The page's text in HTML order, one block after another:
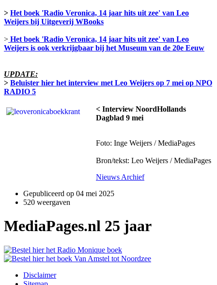
> Het boek 'Radio Veronica, 14 jaar hits uit zee' van Leo
Weijers bij Uitgeverij WBooks
> Het boek 'Radio Veronica, 14 jaar hits uit zee' van Leo
Weijers is ook verkrijgbaar bij het Museum van de 20e Eeuw
UPDATE:
> Beluister hier het interview met Leo Weijers op 7 mei op NPO
RADIO 5
< Interview NoordHollands
Dagblad 9 mei
Foto: Inge Weijers / MediaPages
Bron/tekst: Leo Weijers / MediaPages
Nieuws Archief
Gepubliceerd op 04 mei 2025
520 weergaven
MediaPages.nl 25 jaar
Disclaimer